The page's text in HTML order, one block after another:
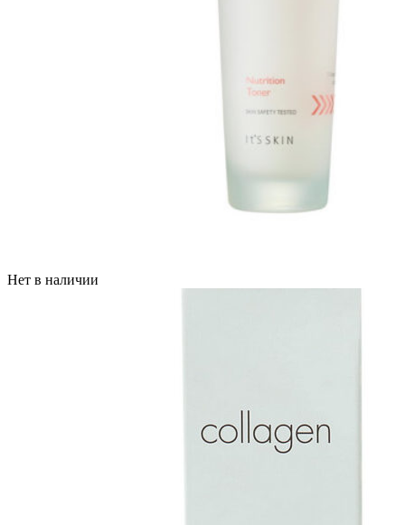
Нет в наличии